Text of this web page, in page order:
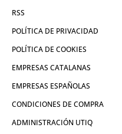
RSS
POLÍTICA DE PRIVACIDAD
POLÍTICA DE COOKIES
EMPRESAS CATALANAS
EMPRESAS ESPAÑOLAS
CONDICIONES DE COMPRA
ADMINISTRACIÓN UTIQ